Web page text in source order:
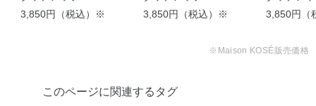
3,850円（税込）※
3,850円（税込）※
3,850円（
※Maison KOSÉ販売価格
このページに関連するタグ